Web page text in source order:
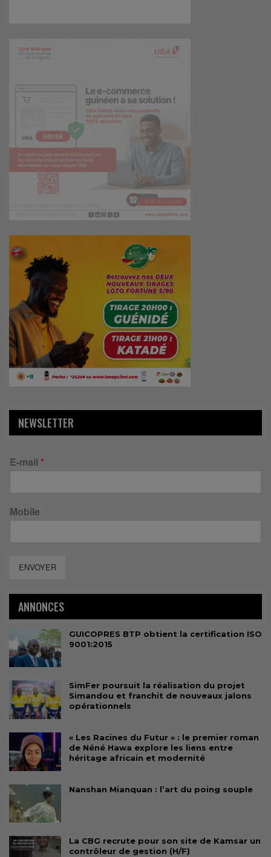
NEWSLETTER
E-mail *
Mobile
ENVOYER
ANNONCES
GUICOPRES BTP obtient la certification ISO
9001:2015
SimFer poursuit la réalisation du projet
Simandou et franchit de nouveaux jalons
opérationnels
« Les Racines du Futur » : le premier roman
de Néné Hawa explore les liens entre
héritage africain et modernité
Nanshan Mianquan : l’art du poing souple
La CBG recrute pour son site de Kamsar un
contrôleur de gestion (H/F)